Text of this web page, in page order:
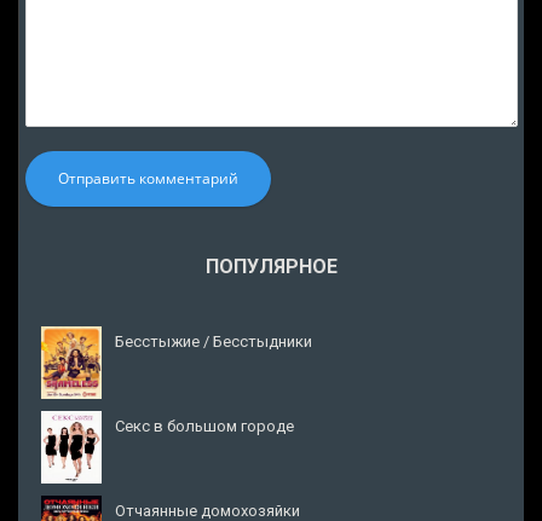
Отправить комментарий
ПОПУЛЯРНОЕ
Бесстыжие / Бесстыдники
Секс в большом городе
Отчаянные домохозяйки